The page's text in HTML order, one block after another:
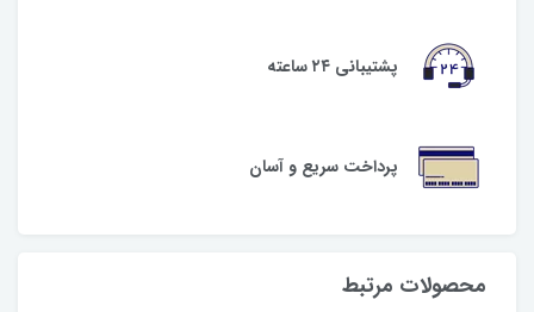
پشتیبانی ۲۴ ساعته
پرداخت سریع و آسان
محصولات مرتبط